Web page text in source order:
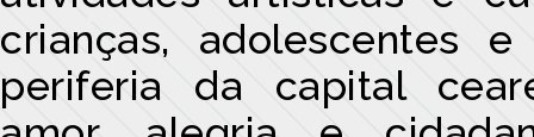
crianças, adolescentes
periferia da capital